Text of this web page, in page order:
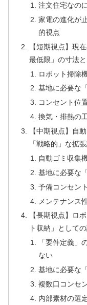
注文住宅なの
家電の進化が
的視点
【短期視点】現
最低限」の寸法
ロボット掃除
基地に必要な
コンセント位
換気・排熱の
【中期視点】自
「戦略的」な拡
自動ゴミ収集
基地に必要な
予備コンセン
メンテナンス
【長期視点】ロ
ト収納」として
「要件定義」
ない
基地に必要な
複数口コンセ
内部素材の選